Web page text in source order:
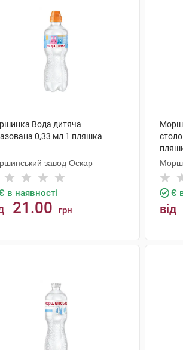
Вода дитяча
0,33 мл 1 пляшка
завод Оскар
в наявності
21.00 грн
Є
від